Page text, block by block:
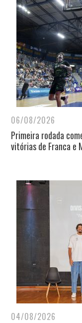
06/08/2026
Primeira rodada
vitórias de Franca e
04/08/2026